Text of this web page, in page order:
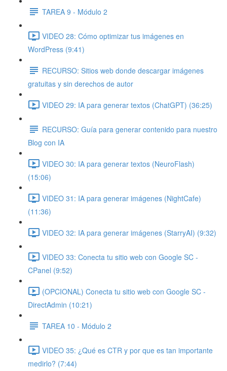
TAREA 9 - Módulo 2
VIDEO 28: Cómo optimizar tus imágenes en
WordPress (9:41)
RECURSO: Sitios web donde descargar imágenes
gratuitas y sin derechos de autor
VIDEO 29: IA para generar textos (ChatGPT) (36:25)
RECURSO: Guía para generar contenido para nuestro
Blog con IA
VIDEO 30: IA para generar textos (NeuroFlash)
(15:06)
VIDEO 31: IA para generar imágenes (NightCafe)
(11:36)
VIDEO 32: IA para generar imágenes (StarryAI) (9:32)
VIDEO 33: Conecta tu sitio web con Google SC -
CPanel (9:52)
(OPCIONAL) Conecta tu sitio web con Google SC -
DirectAdmin (10:21)
TAREA 10 - Módulo 2
VIDEO 35: ¿Qué es CTR y por que es tan importante
medirlo? (7:44)